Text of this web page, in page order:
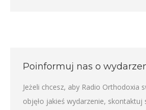
Poinformuj nas o
Jeżeli chcesz, aby Radio Orthodoxia
objęło jakieś wydarzenie, skontaktuj